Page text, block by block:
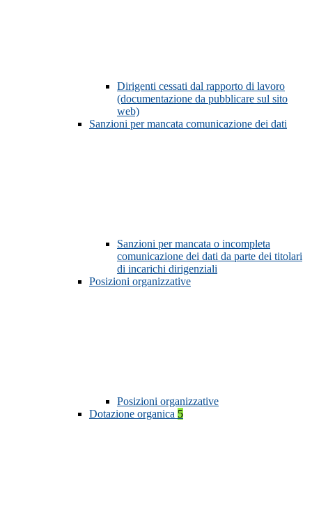
Dirigenti cessati dal rapporto di lavoro
(documentazione da pubblicare sul sito
web)
Sanzioni per mancata comunicazione dei dati
Sanzioni per mancata o incompleta
comunicazione dei dati da parte dei titolari
di incarichi dirigenziali
Posizioni organizzative
Posizioni organizzative
Dotazione organica 5